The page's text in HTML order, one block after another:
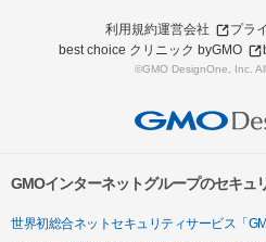
利用規約運営会社
プラ
best choice クリニック byGMO
©GMO DesignOne, Inc.
GMOインターネットグループのセキュ
世界初総合ネットセキュリティサービス「